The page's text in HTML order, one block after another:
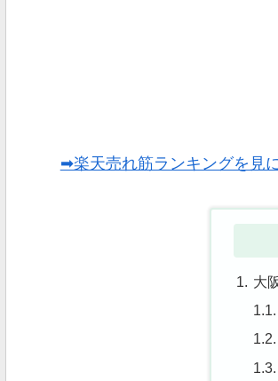
➡楽天売れ筋ランキングを見
大